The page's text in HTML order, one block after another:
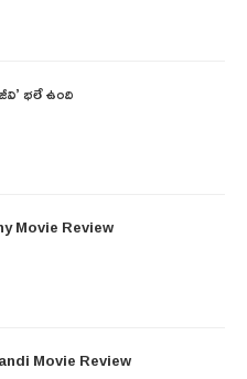
భలే ఉంది
Movie Review
Movie Review